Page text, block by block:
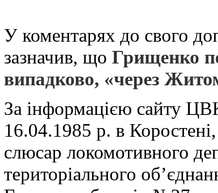
У коментарях до свого
зазначив, що Грищенко
випадково, «через
За інформацією сайту
16.04.1985 р. в
слюсар локомотивного
територіального